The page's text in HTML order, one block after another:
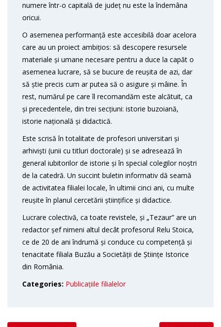
numere într-o capitală de județ nu este la îndemâna
oricui.
O asemenea performanță este accesibilă doar acelora
care au un proiect ambițios: să descopere resursele
materiale și umane necesare pentru a duce la capăt o
asemenea lucrare, să se bucure de reușita de azi, dar
să știe precis cum ar putea să o asigure și mâine. În
rest, numărul pe care îl recomandăm este alcătuit, ca
și precedentele, din trei secțiuni: istorie buzoiană,
istorie națională și didactică.
Este scrisă în totalitate de profesori universitari și
arhiviști (unii cu titluri doctorale) și se adresează în
general iubitorilor de istorie și în special colegilor noștri
de la catedră. Un succint buletin informativ dă seamă
de activitatea filialei locale, în ultimii cinci ani, cu multe
reușite în planul cercetării științifice și didactice.
Lucrare colectivă, ca toate revistele, și „Tezaur” are un
redactor șef nimeni altul decât profesorul Relu Stoica,
ce de 20 de ani îndrumă și conduce cu competență și
tenacitate filiala Buzău a Societății de Științe Istorice
din România.
Categories: Publicațiile filialelor